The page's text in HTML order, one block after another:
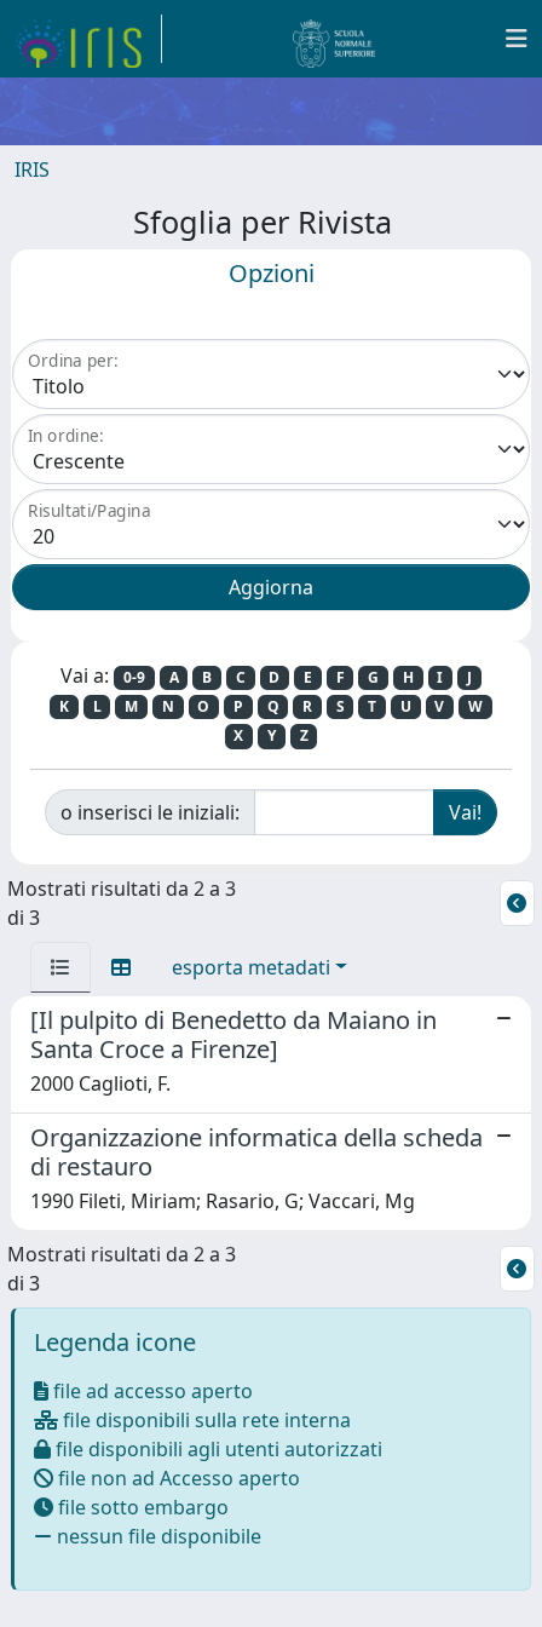
IRIS
Sfoglia per Rivista
Opzioni
Ordina per:
In ordine:
Risultati/Pagina
Vai a: 0-9 A B C D E F G H I
J
K
L M N O P Q R S T U V
W
X
Y Z
o inserisci le iniziali:
Mostrati risultati da 2 a 3
di 3
esporta metadati
[Il pulpito di Benedetto da Maiano in
Santa Croce a Firenze]
2000 Caglioti, F.
Organizzazione informatica della scheda
di restauro
1990 Fileti, Miriam; Rasario, G; Vaccari, Mg
Mostrati risultati da 2 a 3
di 3
Legenda icone
file ad accesso aperto
file disponibili sulla rete interna
file disponibili agli utenti autorizzati
file non ad Accesso aperto
file sotto embargo
nessun file disponibile